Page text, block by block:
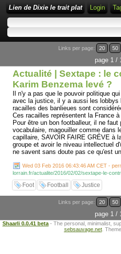
Lien de Dixie le trait plat Login
Links per page: 20 50
page 1 /
Actualité | Sextape : le
Karim Benzema levé ?
Il n'y a pas que le pouvoir politique
avec la justice, il y a aussi les lobbys
racailles des banlieues sont
Ces racailles représentent la France à
Pour être un bon footballeur, il ne
vocabulaire, magouiller comme dans
capillaire, SAVOIR FAIRE GRÉVE à
groupe et avoir le niveau intellectuel
ne savent sans doute pas ce qu'est
Wed 03 Feb 2016 06:43:46 AM CET -
lorrain.fr/actualite/2016/02/02/sextape-le-
Foot Football Justice
Links per page: 20 50
page 1 /
Shaarli 0.0.41 beta - The personal, minimalist,
sebsauvage.net.